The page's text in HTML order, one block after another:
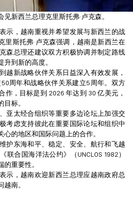
新西兰总理克里斯托弗·卢克森。
示，越南重视并希望发展与新西兰的战
里斯托弗·卢克森强调，越南是新西兰在
森总理还建议双方积极协调并制定路线
到新的高度。
越新战略伙伴关系日益深入有效发展，
周年和战略伙伴关系建立5周年。双方
作，目标是到 2026 年达到 30 亿美元，
标。
亚太经合组织等重要多边论坛上加强交
考虑支持彼此在重要国际论坛和组织中
的地区和国际问题上的合作。
护东海和平、稳定、安全、航行和飞越
联合国海洋法公约》（UNCLOS 1982）
重要性。
示，越南欢迎新西兰总理应越南政府总
南。